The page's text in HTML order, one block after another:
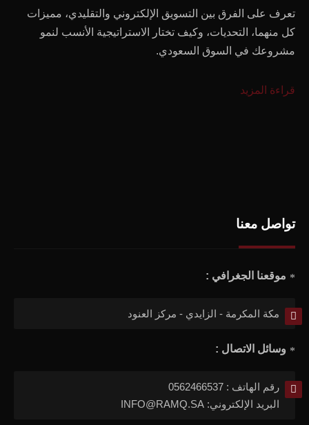
تعرف على الفرق بين التسويق الإلكتروني والتقليدي، مميزات
كل منهما، التحديات، وكيف تختار الاستراتيجية الأنسب لنمو
مشروعك في السوق السعودي.
قراءة المزيد
تواصل معنا
موقعنا الجغرافي :
مكة المكرمة - الزايدي - مركز العنود
وسائل الاتصال :
رقم الهاتف : 0562466537
البريد الإلكتروني: INFO@RAMQ.SA